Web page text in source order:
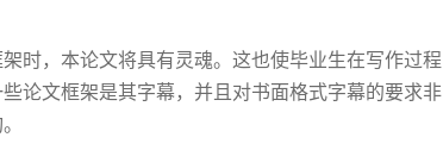
时，本论文将具有灵魂。这也使毕业生在写作过程
论文框架是其字幕，并且对书面格式字幕的要求非